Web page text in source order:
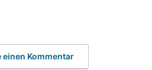
einen Kommentar